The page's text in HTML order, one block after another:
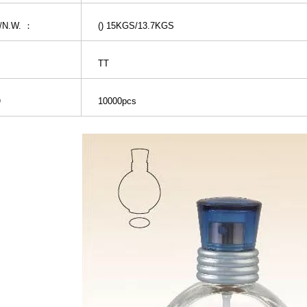
： () 15KGS/13.7KGS
TT
10000pcs